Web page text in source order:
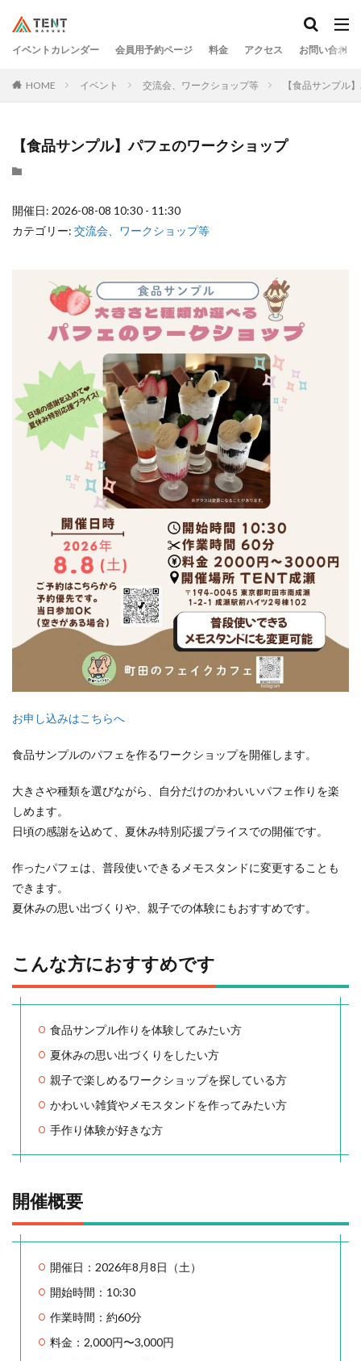
イベントカレンダー 会員用予約ページ 料金 アクセス お問い合わせ
HOME イベント 交流会、ワークショップ等 【食品サンプル
【食品サンプル】パフェのワークショップ
開催日: 2026-08-08 10:30 - 11:30
カテゴリー: 交流会、ワークショップ等
お申し込みはこちらへ
食品サンプルのパフェを作るワークショップを開催します。
大きさや種類を選びながら、自分だけのかわいいパフェ作りを楽
しめます。
日頃の感謝を込めて、夏休み特別応援プライスでの開催です。
作ったパフェは、普段使いできるメモスタンドに変更することも
できます。
夏休みの思い出づくりや、親子での体験にもおすすめです。
こんな方におすすめです
食品サンプル作りを体験してみたい方
夏休みの思い出づくりをしたい方
親子で楽しめるワークショップを探している方
かわいい雑貨やメモスタンドを作ってみたい方
手作り体験が好きな方
開催概要
開催日：2026年8月8日（土）
開始時間：10:30
作業時間：約60分
料金：2,000円〜3,000円